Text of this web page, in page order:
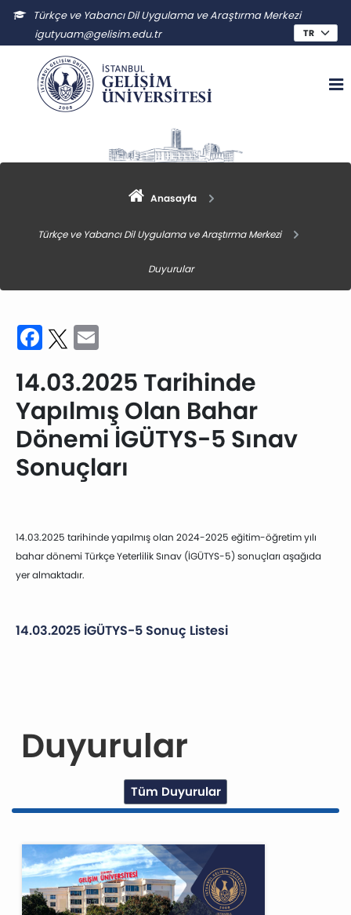
Türkçe ve Yabancı Dil Uygulama ve Araştırma Merkezi
igutyuam@gelisim.edu.tr
Anasayfa
Türkçe ve Yabancı Dil Uygulama ve Araştırma Merkezi
Duyurular
Facebook
Twitter
14.03.2025 Tarihinde
Yapılmış Olan Bahar
Dönemi İGÜTYS-5 Sınav
Sonuçları
14.03.2025 tarihinde yapılmış olan 2024-2025 eğitim-öğretim yılı
bahar dönemi Türkçe Yeterlilik Sınav (İGÜTYS-5) sonuçları aşağıda
yer almaktadır.
14.03.2025 İGÜTYS-5 Sonuç Listesi
Duyurular
Tüm Duyurular